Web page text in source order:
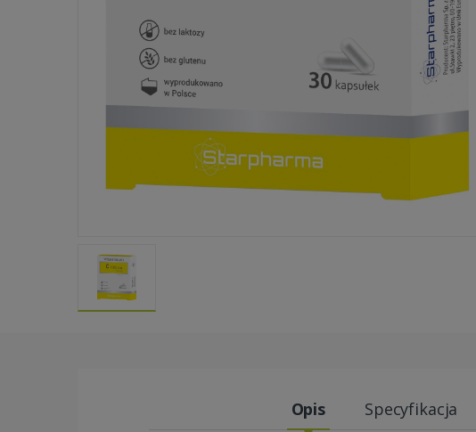
Opis Specyfikacja